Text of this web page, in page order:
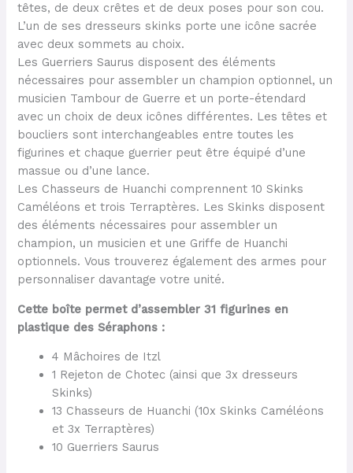
têtes, de deux crêtes et de deux poses pour son cou.
L’un de ses dresseurs skinks porte une icône sacrée
avec deux sommets au choix.
Les Guerriers Saurus disposent des éléments
nécessaires pour assembler un champion optionnel, un
musicien Tambour de Guerre et un porte-étendard
avec un choix de deux icônes différentes. Les têtes et
boucliers sont interchangeables entre toutes les
figurines et chaque guerrier peut être équipé d’une
massue ou d’une lance.
Les Chasseurs de Huanchi comprennent 10 Skinks
Caméléons et trois Terraptères. Les Skinks disposent
des éléments nécessaires pour assembler un
champion, un musicien et une Griffe de Huanchi
optionnels. Vous trouverez également des armes pour
personnaliser davantage votre unité.
Cette boîte permet d’assembler 31 figurines en
plastique des Séraphons :
4 Mâchoires de Itzl
1 Rejeton de Chotec (ainsi que 3x dresseurs
Skinks)
13 Chasseurs de Huanchi (10x Skinks Caméléons
et 3x Terraptères)
10 Guerriers Saurus